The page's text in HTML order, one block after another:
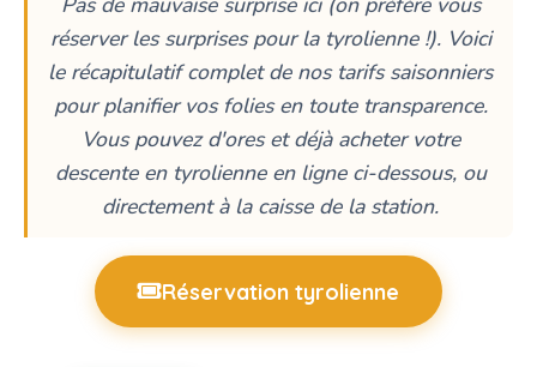
réserver les surprises pour la tyrolienne !). Voici
le récapitulatif complet de nos tarifs saisonniers
pour planifier vos folies en toute transparence.
Vous pouvez d'ores et déjà acheter votre
descente en tyrolienne en ligne ci-dessous, ou
directement à la caisse de la station.
Réservation tyrolienne